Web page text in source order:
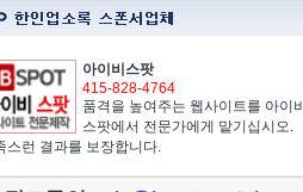
아이비스팟
415-828-4764
품격을 높여주는 웹사이트를 아이비
스팟에서 전문가에게 맡기십시오.
스런 결과를 보장합니다.